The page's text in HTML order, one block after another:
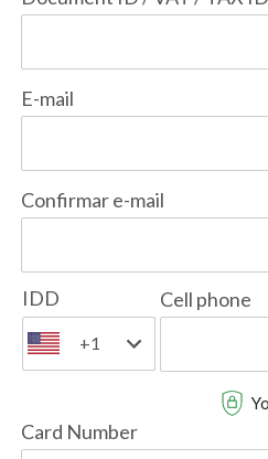
E-mail
Confirmar e-mail
IDD
+1
Cell phone
Card Number